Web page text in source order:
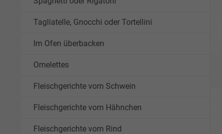
Tagliatelle, Gnocchi oder Tortellini
Im Ofen überbacken
Omelettes
Fleischgerichte vom Schwein
Fleischgerichte vom Hähnchen
Fleischgerichte vom Rind